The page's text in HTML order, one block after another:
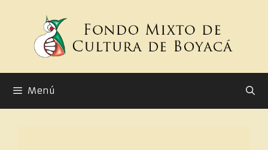
contenido
Menú